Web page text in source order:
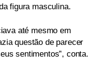
figura masculina.
até mesmo em
questão de parecer
sentimentos”, conta.